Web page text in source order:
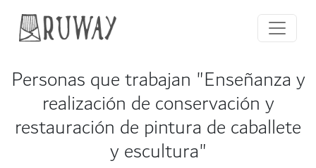
Personas que trabajan "Enseñanza y
realización de conservación y
restauración de pintura de caballete
y escultura"